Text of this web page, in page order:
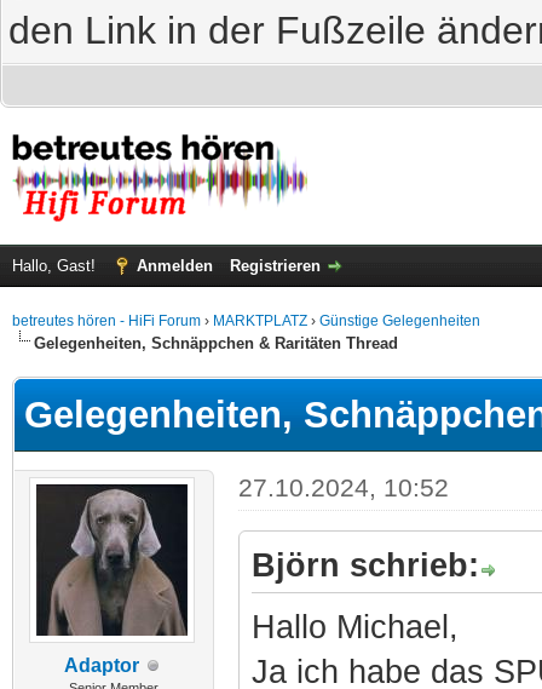
den Link in der Fußzeile
Hallo, Gast! Anmelden Registrieren
betreutes hören - HiFi Forum › MARKTPLATZ › Günstige Gelegenheiten
Gelegenheiten, Schnäppchen & Raritäten Thread
Gelegenheiten,
Adaptor
27.10.2024, 10:52
Björn schrieb:
Hallo Michael,
Ja ich habe das